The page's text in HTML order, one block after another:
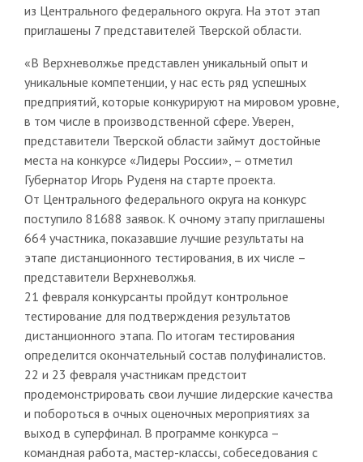
из Центрального федерального округа. На этот этап
приглашены 7 представителей Тверской области.
«В Верхневолжье представлен уникальный опыт и
уникальные компетенции, у нас есть ряд успешных
предприятий, которые конкурируют на мировом уровне,
в том числе в производственной сфере. Уверен,
представители Тверской области займут достойные
места на конкурсе «Лидеры России», – отметил
Губернатор Игорь Руденя на старте проекта.
От Центрального федерального округа на конкурс
поступило 81688 заявок. К очному этапу приглашены
664 участника, показавшие лучшие результаты на
этапе дистанционного тестирования, в их числе –
представители Верхневолжья.
21 февраля конкурсанты пройдут контрольное
тестирование для подтверждения результатов
дистанционного этапа. По итогам тестирования
определится окончательный состав полуфиналистов.
22 и 23 февраля участникам предстоит
продемонстрировать свои лучшие лидерские качества
и побороться в очных оценочных мероприятиях за
выход в суперфинал. В программе конкурса –
командная работа, мастер-классы, собеседования с